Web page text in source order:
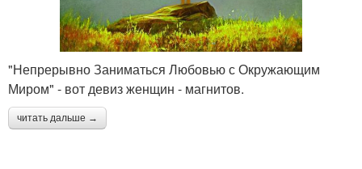
"Непрерывно Заниматься Любовью с Окружающим
Миром" - вот девиз женщин - магнитов.
читать дальше →